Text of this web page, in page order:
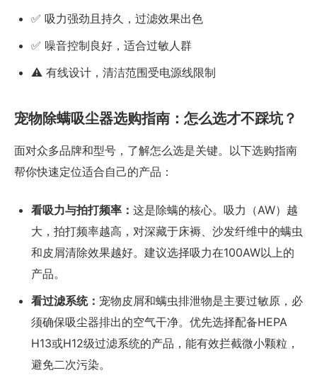
✅ 吸力强劲且持久，过滤效果出色
✅ 噪音控制良好，适合过敏人群
⚠️ 有线设计，清洁范围受电源线限制
宠物除螨吸尘器选购指南：怎么选才不踩坑？
面对众多品牌和型号，了解怎么选是关键。以下选购指南
帮你快速定位适合自己的产品：
看吸力与拍打频率： 这是除螨的核心。吸力（AW）越
大，拍打频率越高，对深藏于床褥、沙发纤维中的螨虫
和皮屑清除效果越好。建议选择吸力在100AW以上的
产品。
看过滤系统： 宠物皮屑和螨虫排泄物是主要过敏原，必
须确保吸尘器排出的空气干净。优先选择配备HEPA
H13或H12级过滤系统的产品，能有效拦截微小颗粒，
避免二次污染。